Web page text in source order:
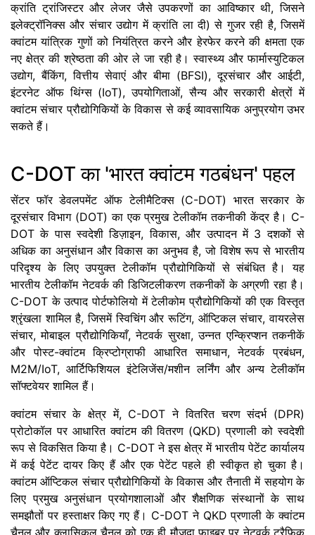
क्रांति ट्रांजिस्टर और लेजर जैसे उपकरणों का आविष्कार थी, जिसने
इलेक्ट्रॉनिक्स और संचार उद्योग में क्रांति ला दी) से गुजर रही है, जिसमें
क्वांटम यांत्रिक गुणों को नियंत्रित करने और हेरफेर करने की क्षमता एक
नए क्षेत्र की श्रेष्ठता की ओर ले जा रही है। स्वास्थ्य और फार्मास्युटिकल
उद्योग, बैंकिंग, वित्तीय सेवाएं और बीमा (BFSI), दूरसंचार और आईटी,
इंटरनेट ऑफ थिंग्स (IoT), उपयोगिताओं, सैन्य और सरकारी क्षेत्रों में
क्वांटम संचार प्रौद्योगिकियों के विकास से कई व्यावसायिक अनुप्रयोग उभर
सकते हैं।
C-DOT का 'भारत क्वांटम गठबंधन' पहल
सेंटर फॉर डेवलपमेंट ऑफ टेलीमैटिक्स (C-DOT) भारत सरकार के
दूरसंचार विभाग (DOT) का एक प्रमुख टेलीकॉम तकनीकी केंद्र है। C-
DOT के पास स्वदेशी डिज़ाइन, विकास, और उत्पादन में 3 दशकों से
अधिक का अनुसंधान और विकास का अनुभव है, जो विशेष रूप से भारतीय
परिदृश्य के लिए उपयुक्त टेलीकॉम प्रौद्योगिकियों से संबंधित है। यह
भारतीय टेलीकॉम नेटवर्क की डिजिटलीकरण तकनीकों के अग्रणी रहा है।
C-DOT के उत्पाद पोर्टफोलियो में टेलीकोम प्रौद्योगिकियों की एक विस्तृत
श्रृंखला शामिल है, जिसमें स्विचिंग और रूटिंग, ऑप्टिकल संचार, वायरलेस
संचार, मोबाइल प्रौद्योगिकियाँ, नेटवर्क सुरक्षा, उन्नत एन्क्रिप्शन तकनीकें
और पोस्ट-क्वांटम क्रिप्टोग्राफी आधारित समाधान, नेटवर्क प्रबंधन,
M2M/IoT, आर्टिफिशियल इंटेलिजेंस/मशीन लर्निंग और अन्य टेलीकॉम
सॉफ्टवेयर शामिल हैं।
क्वांटम संचार के क्षेत्र में, C-DOT ने वितरित चरण संदर्भ (DPR)
प्रोटोकॉल पर आधारित क्वांटम की वितरण (QKD) प्रणाली को स्वदेशी
रूप से विकसित किया है। C-DOT ने इस क्षेत्र में भारतीय पेटेंट कार्यालय
में कई पेटेंट दायर किए हैं और एक पेटेंट पहले ही स्वीकृत हो चुका है।
क्वांटम ऑप्टिकल संचार प्रौद्योगिकियों के विकास और तैनाती में सहयोग के
लिए प्रमुख अनुसंधान प्रयोगशालाओं और शैक्षणिक संस्थानों के साथ
समझौतों पर हस्ताक्षर किए गए हैं। C-DOT ने QKD प्रणाली के क्वांटम